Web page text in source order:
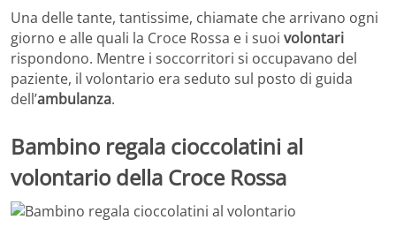
Una delle tante, tantissime, chiamate che arrivano ogni
giorno e alle quali la Croce Rossa e i suoi volontari
rispondono. Mentre i soccorritori si occupavano del
paziente, il volontario era seduto sul posto di guida
dell’ambulanza.
Bambino regala cioccolatini al
volontario della Croce Rossa